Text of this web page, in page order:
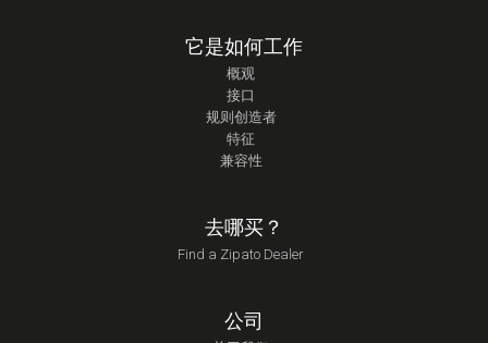
它是如何工作
概观
接口
规则创造者
特征
兼容性
去哪买？
Find a Zipato Dealer
公司